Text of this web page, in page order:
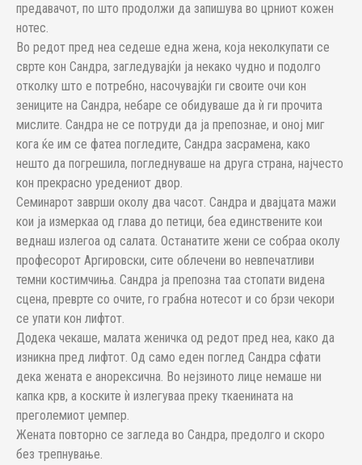
предавачот, по што продолжи да запишува во црниот кожен
нотес.
Во редот пред неа седеше една жена, која неколкупати се
сврте кон Сандра, загледувајќи ја некако чудно и подолго
отколку што е потребно, насочувајќи ги своите очи кон
зениците на Сандра, небаре се обидуваше да ѝ ги прочита
мислите. Сандра не сe потруди да ја препознае, и оној миг
кога ќе им се фатеа погледите, Сандра засрамена, како
нешто да погрешила, погледнуваше на друга страна, најчесто
кон прекрасно уредениот двор.
Семинарот заврши околу два часот. Сандра и двајцата мажи
кои ја измеркаа од глава до петици, беа единствените кои
веднаш излегоа од салата. Останатите жени се собраа околу
професорот Аргировски, сите облечени во невпечатливи
темни костимчиња. Сандра ја препозна таа стопати видена
сцена, преврте со очите, го грабна нотесот и со брзи чекори
се упати кон лифтот.
Додека чекаше, малата женичка од редот пред неа, како да
изникна пред лифтот. Од само еден поглед Сандра сфати
дека жената е анорексична. Во нејзиното лице немаше ни
капка крв, а коските ѝ излегуваа преку ткаенината на
преголемиот џемпер.
Жената повторно се загледа во Сандра, предолго и скоро
без трепнување.